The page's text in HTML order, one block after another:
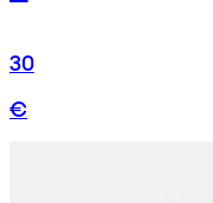
30
€